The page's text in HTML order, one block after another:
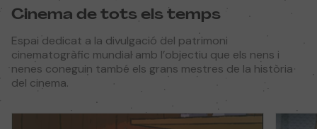
Cinema de tots els temps
Espai dedicat a la divulgació del patrimoni
cinematogràfic mundial amb l’objectiu que els nens i
nenes coneguin també els grans mestres de la història
del cinema.